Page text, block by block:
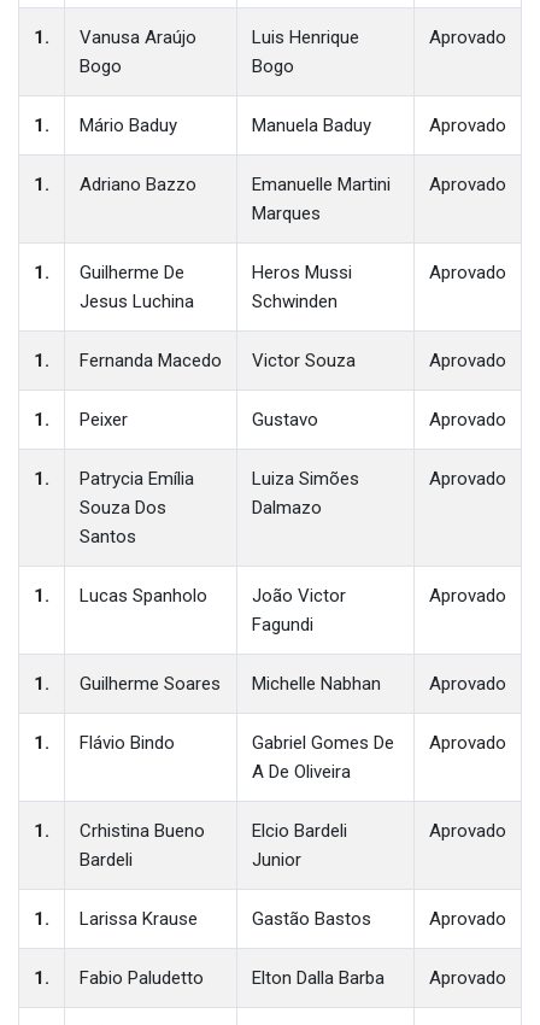
1.
Vanusa Araújo
Bogo
Luis Henrique
Bogo
Aprovado
1. Mário Baduy Manuela Baduy Aprovado
1. Adriano Bazzo
Emanuelle Martini
Marques
Aprovado
1.
Guilherme De
Jesus Luchina
Heros Mussi
Schwinden
Aprovado
1. Fernanda Macedo Victor Souza Aprovado
1. Peixer Gustavo Aprovado
1.
Patrycia Emília
Souza Dos
Santos
Luiza Simões
Dalmazo
Aprovado
1. Lucas Spanholo
João Victor
Fagundi
Aprovado
1. Guilherme Soares Michelle Nabhan Aprovado
1. Flávio Bindo
Gabriel Gomes De
A De Oliveira
Aprovado
1.
Crhistina Bueno
Bardeli
Elcio Bardeli
Junior
Aprovado
1. Larissa Krause Gastão Bastos Aprovado
1. Fabio Paludetto Elton Dalla Barba Aprovado